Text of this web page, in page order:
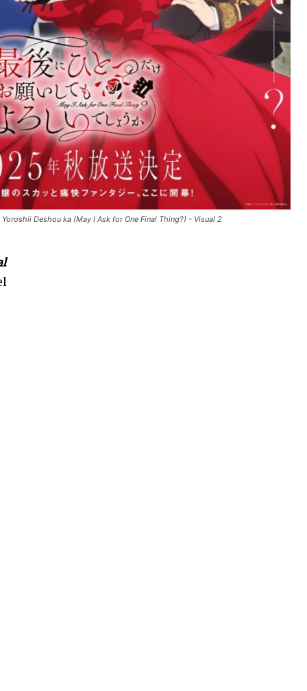
Deshou ka (May I Ask for One Final Thing?) - Visual 2